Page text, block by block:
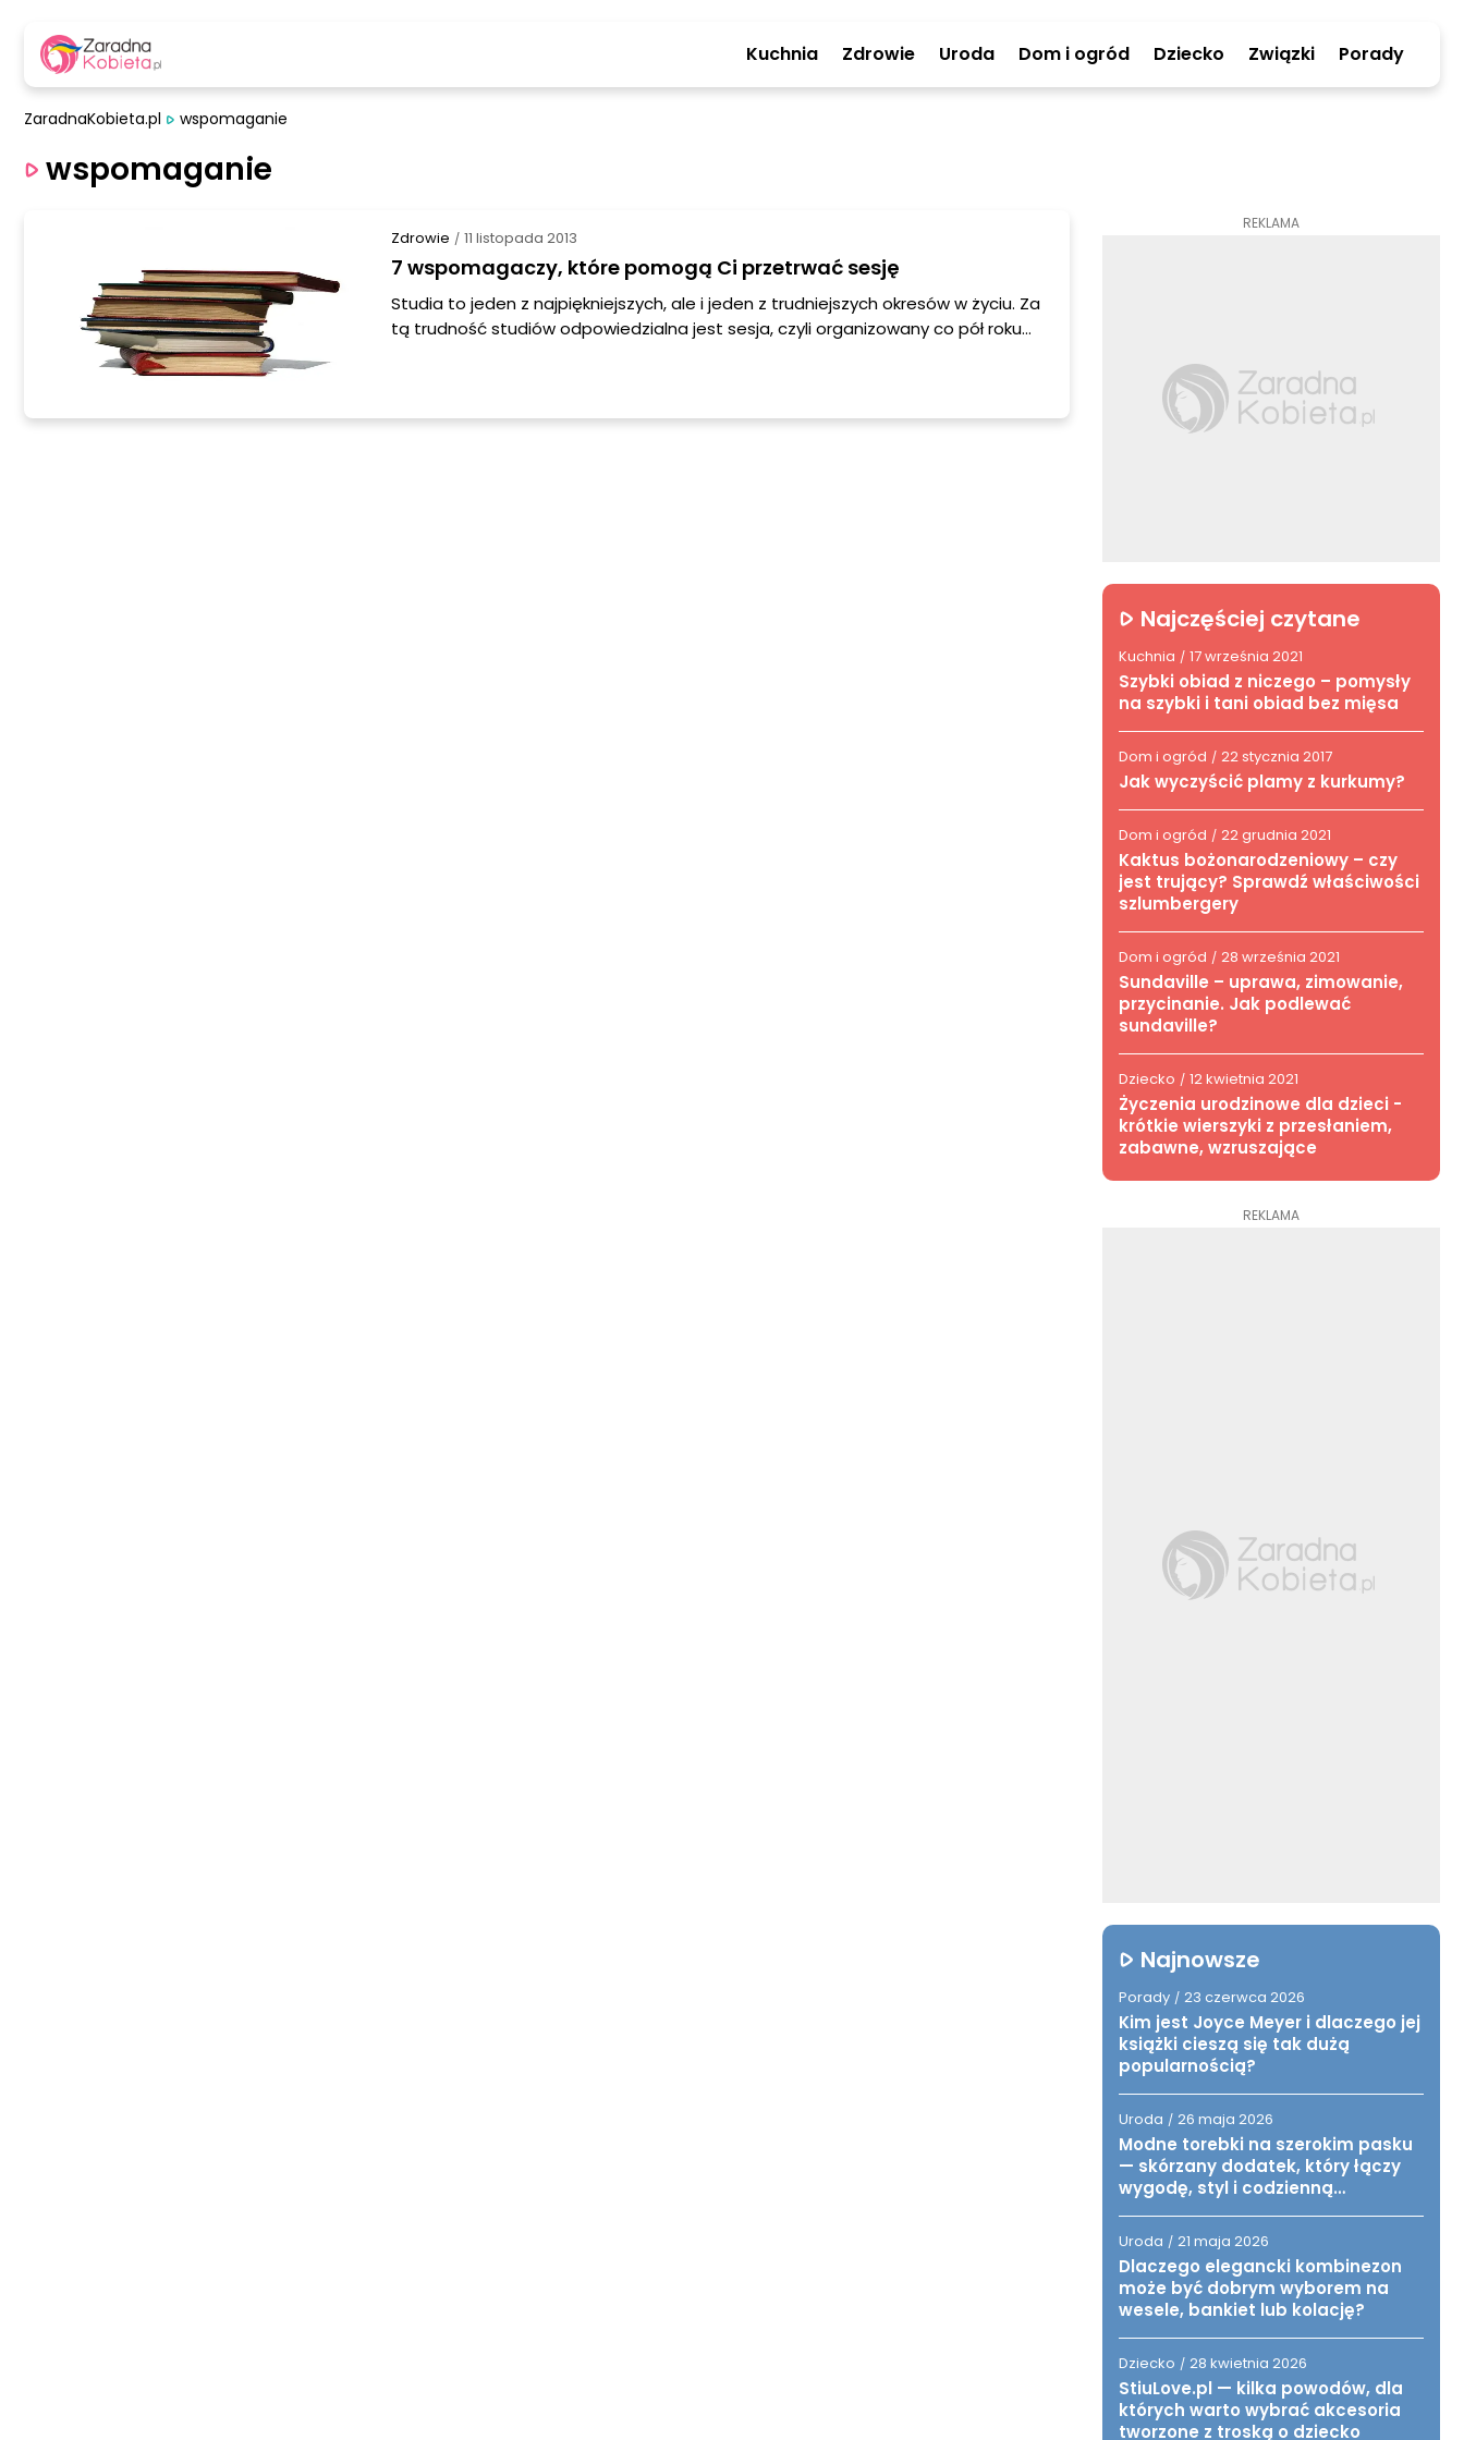
Kuchnia Zdrowie Uroda Dom i ogród Dziecko Związki Porady
ZaradnaKobieta.pl wspomaganie
wspomaganie
Zdrowie / 11 listopada 2013
7 wspomagaczy, które pomogą Ci przetrwać sesję
Studia to jeden z najpiękniejszych, ale i jeden z trudniejszych okresów w życiu. Za
tą trudność studiów odpowiedzialna jest sesja, czyli organizowany co pół roku
wyzwaniu warto poznać kilka „wspomagaczy”, które ułatwią przetrwać każdą
REKLAMA
Najczęściej czytane
Kuchnia / 17 września 2021
Szybki obiad z niczego – pomysły
na szybki i tani obiad bez mięsa
Dom i ogród / 22 stycznia 2017
Jak wyczyścić plamy z kurkumy?
Dom i ogród / 22 grudnia 2021
Kaktus bożonarodzeniowy – czy
jest trujący? Sprawdź właściwości
szlumbergery
Dom i ogród / 28 września 2021
Sundaville – uprawa, zimowanie,
przycinanie. Jak podlewać
sundaville?
Dziecko / 12 kwietnia 2021
Życzenia urodzinowe dla dzieci -
krótkie wierszyki z przesłaniem,
zabawne, wzruszające
REKLAMA
Najnowsze
Porady / 23 czerwca 2026
Kim jest Joyce Meyer i dlaczego jej
książki cieszą się tak dużą
popularnością?
Uroda / 26 maja 2026
Modne torebki na szerokim pasku
— skórzany dodatek, który łączy
wygodę, styl i codzienną
Uroda / 21 maja 2026
Dlaczego elegancki kombinezon
może być dobrym wyborem na
wesele, bankiet lub kolację?
Dziecko / 28 kwietnia 2026
StiuLove.pl — kilka powodów, dla
których warto wybrać akcesoria
tworzone z troską o dziecko